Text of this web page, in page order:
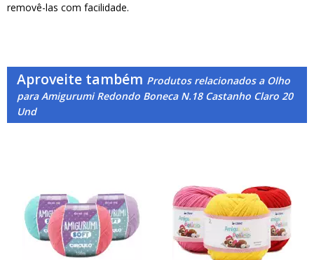
removê-las com facilidade.
Aproveite também Produtos relacionados a Olho
para Amigurumi Redondo Boneca N.18 Castanho Claro 20
Und